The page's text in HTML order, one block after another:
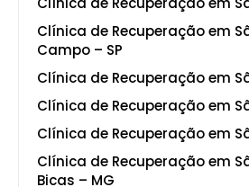
Clínica de Recuperação em
Campo – SP
Clínica de Recuperação em
Clínica de Recuperação em
Clínica de Recuperação em
Clínica de Recuperação em
Bicas – MG